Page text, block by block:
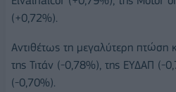
(+0,72%).
Αντιθέτως τη μεγαλύτερη πτώση
της Τιτάν (-0,78%), της ΕΥΔΑΠ (-
(-0,70%).